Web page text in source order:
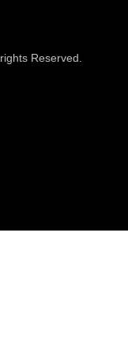
Reserved.